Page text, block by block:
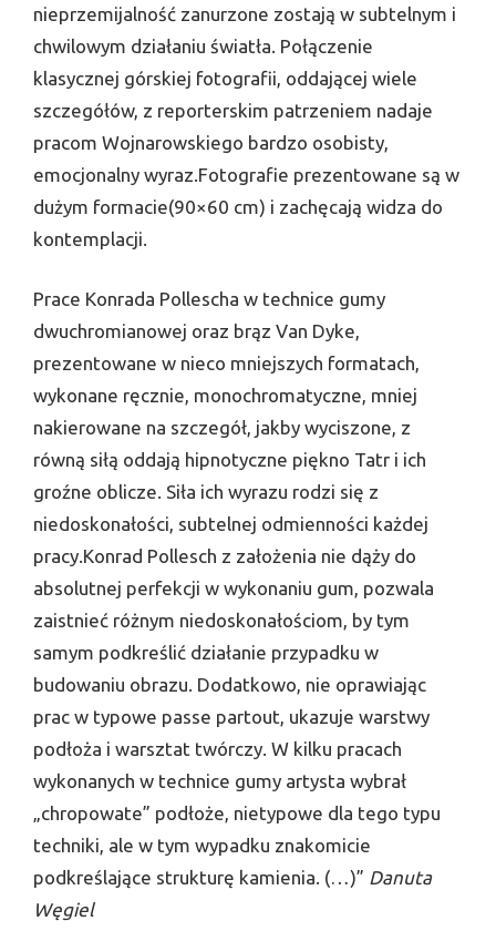
nieprzemijalność zanurzone zostają w subtelnym i
chwilowym działaniu światła. Połączenie
klasycznej górskiej fotografii, oddającej wiele
szczegółów, z reporterskim patrzeniem nadaje
pracom Wojnarowskiego bardzo osobisty,
emocjonalny wyraz.Fotografie prezentowane są w
dużym formacie(90×60 cm) i zachęcają widza do
kontemplacji.
Prace Konrada Pollescha w technice gumy
dwuchromianowej oraz brąz Van Dyke,
prezentowane w nieco mniejszych formatach,
wykonane ręcznie, monochromatyczne, mniej
nakierowane na szczegół, jakby wyciszone, z
równą siłą oddają hipnotyczne piękno Tatr i ich
groźne oblicze. Siła ich wyrazu rodzi się z
niedoskonałości, subtelnej odmienności każdej
pracy.Konrad Pollesch z założenia nie dąży do
absolutnej perfekcji w wykonaniu gum, pozwala
zaistnieć różnym niedoskonałościom, by tym
samym podkreślić działanie przypadku w
budowaniu obrazu. Dodatkowo, nie oprawiając
prac w typowe passe partout, ukazuje warstwy
podłoża i warsztat twórczy. W kilku pracach
wykonanych w technice gumy artysta wybrał
„chropowate” podłoże, nietypowe dla tego typu
techniki, ale w tym wypadku znakomicie
podkreślające strukturę kamienia. (…)” Danuta
Węgiel